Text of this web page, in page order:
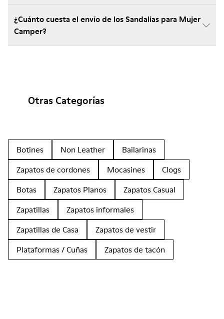
¿Cuánto cuesta el envío de los Sandalias para Mujer
Camper?
Otras Categorías
Botines Non Leather
Bailarinas
Zapatos de cordones
Mocasines
Clogs
Botas
Zapatos Planos
Zapatos Casual
Zapatillas
Zapatos informales
Zapatillas de Casa
Zapatos de vestir
Plataformas / Cuñas
Zapatos de tacón